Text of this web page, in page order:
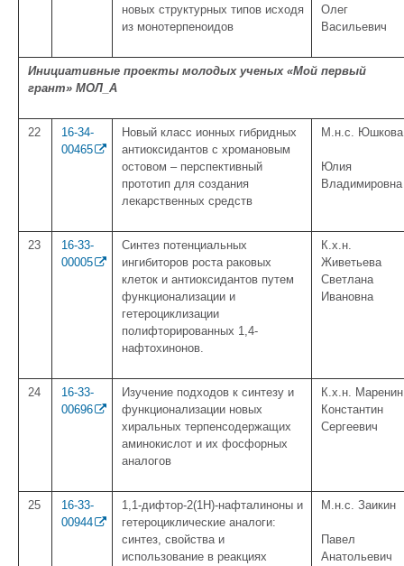
новых структурных типов исходя
из монотерпеноидов
Олег
Васильевич
Инициативные проекты молодых ученых «Мой первый
грант» МОЛ_А
22
16-34-
00465
Новый класс ионных гибридных
антиоксидантов с хромановым
остовом – перспективный
прототип для создания
лекарственных средств
М.н.с. Юшкова
Юлия
Владимировна
23
16-33-
00005
Синтез потенциальных
ингибиторов роста раковых
клеток и антиоксидантов путем
функционализации и
гетероциклизации
полифторированных 1,4-
нафтохинонов.
К.х.н.
Живетьева
Светлана
Ивановна
24
16-33-
00696
Изучение подходов к синтезу и
функционализации новых
хиральных терпенсодержащих
аминокислот и их фосфорных
аналогов
К.х.н. Маренин
Константин
Сергеевич
25
16-33-
00944
1,1-дифтор-2(1Н)-нафталиноны и
гетероциклические аналоги:
синтез, свойства и
использование в реакциях
М.н.с. Заикин
Павел
Анатольевич